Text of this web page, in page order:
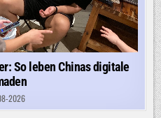
So leben Chinas digitale
2026